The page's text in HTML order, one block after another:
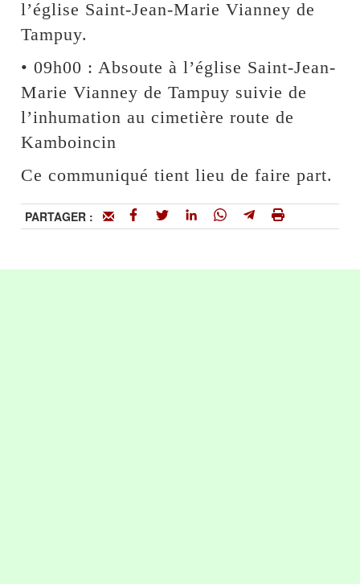
l’église Saint-Jean-Marie Vianney de
Tampuy.
• 09h00 : Absoute à l’église Saint-Jean-
Marie Vianney de Tampuy suivie de
l’inhumation au cimetière route de
Kamboincin
Ce communiqué tient lieu de faire part.
PARTAGER :